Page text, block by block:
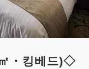
・킹베드)◇